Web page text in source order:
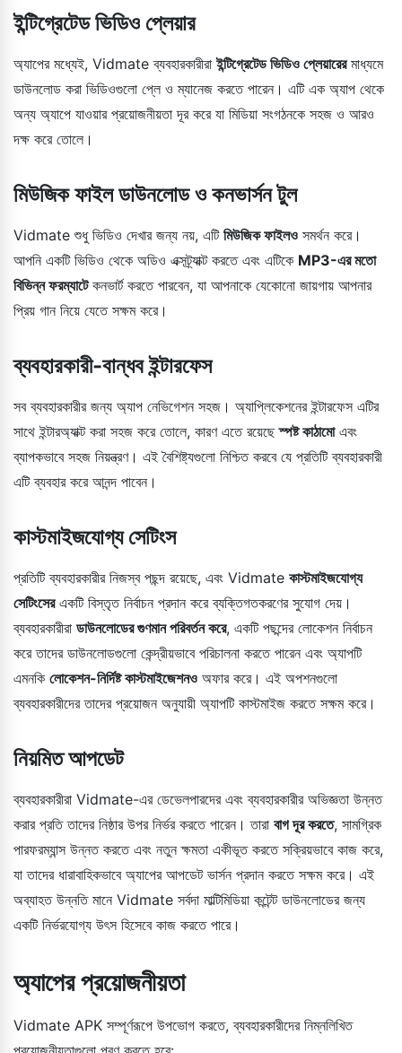
ইন্টিগ্রেটেড ভিডিও প্লেয়ার
অ্যাপের মধ্যেই, Vidmate ব্যবহারকারীরাইন্টিগ্রেটেড ভিডিও প্লেয়ারেরমাধ্যমে
ডাউনলোড করা ভিডিওগুলো প্লে ও ম্যানেজ করতে পারেন। এটি এক অ্যাপ থেকে
অন্য অ্যাপে যাওয়ার প্রয়োজনীয়তা দূর করে যা মিডিয়া সংগঠনকে সহজ ও আরও
দক্ষ করে তোলে।
মিউজিক ফাইল ডাউনলোড ও কনভার্সন টুল
Vidmate শুধু ভিডিও দেখার জন্য নয়, এটি মিউজিক ফাইলও সমর্থন করে।
আপনি একটি ভিডিও থেকে অডিও এক্সট্র্যাক্ট করতে এবং এটিকে MP3-এর মতো
বিভিন্ন ফরম্যাটেকনভার্ট করতে পারবেন, যা আপনাকে যেকোনো জায়গায় আপনার
প্রিয় গান নিয়ে যেতে সক্ষম করে।
ব্যবহারকারী-বান্ধব ইন্টারফেস
সব ব্যবহারকারীর জন্য অ্যাপ নেভিগেশন সহজ। অ্যাপ্লিকেশনের ইন্টারফেস এটির
সাথে ইন্টারঅ্যাক্ট করা সহজ করে তোলে, কারণ এতে রয়েছেস্পষ্ট কাঠামোএবং
ব্যাপকভাবে সহজ নিয়ন্ত্রণ। এই বৈশিষ্ট্যগুলো নিশ্চিত করবে যে প্রতিটি ব্যবহারকারী
এটি ব্যবহার করে আনন্দ পাবেন।
কাস্টমাইজযোগ্য সেটিংস
প্রতিটি ব্যবহারকারীর নিজস্ব পছন্দ রয়েছে, এবং Vidmate কাস্টমাইজযোগ্য
সেটিংসেরএকটি বিস্তৃত নির্বাচন প্রদান করে ব্যক্তিগতকরণের সুযোগ দেয়।
ব্যবহারকারীরা ডাউনলোডের গুণমান পরিবর্তন করে, একটি পছন্দের লোকেশন নির্বাচন
করে তাদের ডাউনলোডগুলো কেন্দ্রীয়ভাবে পরিচালনা করতে পারেন এবং অ্যাপটি
এমনকি লোকেশন-নির্দিষ্ট কাস্টমাইজেশনও অফার করে। এই অপশনগুলো
ব্যবহারকারীদের তাদের প্রয়োজন অনুযায়ী অ্যাপটি কাস্টমাইজ করতে সক্ষম করে।
নিয়মিত আপডেট
ব্যবহারকারীরা Vidmate-এর ডেভেলপারদের এবং ব্যবহারকারীর অভিজ্ঞতা উন্নত
করার প্রতি তাদের নিষ্ঠার উপর নির্ভর করতে পারেন। তারা বাগ দূর করতে, সামগ্রিক
পারফরম্যান্স উন্নত করতে এবং নতুন ক্ষমতা একীভূত করতে সক্রিয়ভাবে কাজ করে,
যা তাদের ধারাবাহিকভাবে অ্যাপের আপডেট ভার্সন প্রদান করতে সক্ষম করে। এই
অব্যাহত উন্নতি মানে Vidmate সর্বদা মাল্টিমিডিয়া কন্টেন্ট ডাউনলোডের জন্য
একটি নির্ভরযোগ্য উৎস হিসেবে কাজ করতে পারে।
অ্যাপের প্রয়োজনীয়তা
Vidmate APK সম্পূর্ণরূপে উপভোগ করতে, ব্যবহারকারীদের নিম্নলিখিত